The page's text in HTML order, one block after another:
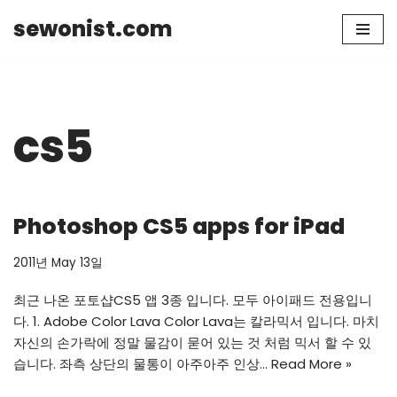
sewonist.com
cs5
Photoshop CS5 apps for iPad
2011년 May 13일
최근 나온 포토샵CS5 앱 3종 입니다. 모두 아이패드 전용입니
다. 1. Adobe Color Lava Color Lava는 칼라믹서 입니다. 마치
자신의 손가락에 정말 물감이 묻어 있는 것 처럼 믹서 할 수 있
습니다. 좌측 상단의 물통이 아주아주 인상… Read More »